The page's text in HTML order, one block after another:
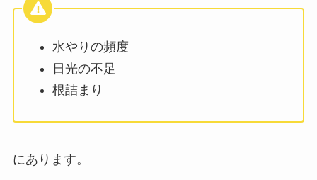
水やりの頻度
日光の不足
根詰まり
にあります。